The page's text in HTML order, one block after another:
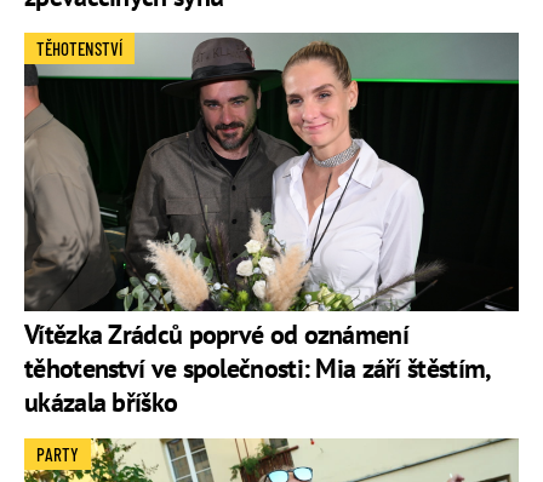
Vítězka Zrádců poprvé od oznámení
těhotenství ve společnosti: Mia září štěstím,
ukázala bříško
TĚHOTENSTVÍ
PARTY